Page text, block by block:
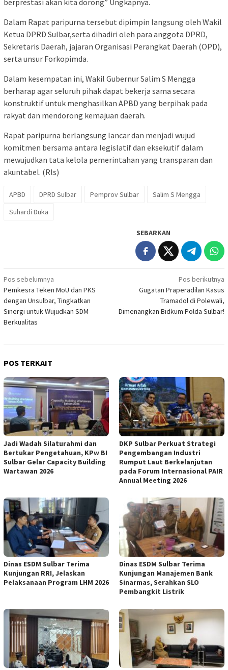
berprestasi akan kita dorong” Ungkapnya.
Dalam Rapat paripurna tersebut dipimpin langsung oleh Wakil
Ketua DPRD Sulbar,serta dihadiri oleh para anggota DPRD,
Sekretaris Daerah, jajaran Organisasi Perangkat Daerah (OPD),
serta unsur Forkopimda.
Dalam kesempatan ini, Wakil Gubernur Salim S Mengga
berharap agar seluruh pihak dapat bekerja sama secara
konstruktif untuk menghasilkan APBD yang berpihak pada
rakyat dan mendorong kemajuan daerah.
Rapat paripurna berlangsung lancar dan menjadi wujud
komitmen bersama antara legislatif dan eksekutif dalam
mewujudkan tata kelola pemerintahan yang transparan dan
akuntabel. (Rls)
APBD DPRD Sulbar Pemprov Sulbar
Salim S Mengga
Suhardi Duka
SEBARKAN
Navigasi
pos
Pos sebelumnya
Pemkesra Teken MoU dan PKS
dengan Unsulbar, Tingkatkan
Sinergi untuk Wujudkan SDM
Berkualitas
Pos berikutnya
Gugatan Praperadilan Kasus
Tramadol di Polewali,
Dimenangkan Bidkum Polda Sulbar!
POS TERKAIT
Jadi Wadah Silaturahmi dan
Bertukar Pengetahuan, KPw BI
Sulbar Gelar Capacity Building
Wartawan 2026
DKP Sulbar Perkuat Strategi
Pengembangan Industri
Rumput Laut Berkelanjutan
pada Forum Internasional PAIR
Annual Meeting 2026
Dinas ESDM Sulbar Terima
Kunjungan RRI, Jelaskan
Pelaksanaan Program LHM 2026
Dinas ESDM Sulbar Terima
Kunjungan Manajemen Bank
Sinarmas, Serahkan SLO
Pembangkit Listrik